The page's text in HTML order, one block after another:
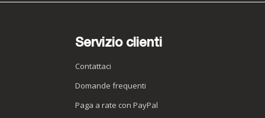
Servizio clienti
Contattaci
Domande frequenti
Paga a rate con PayPal